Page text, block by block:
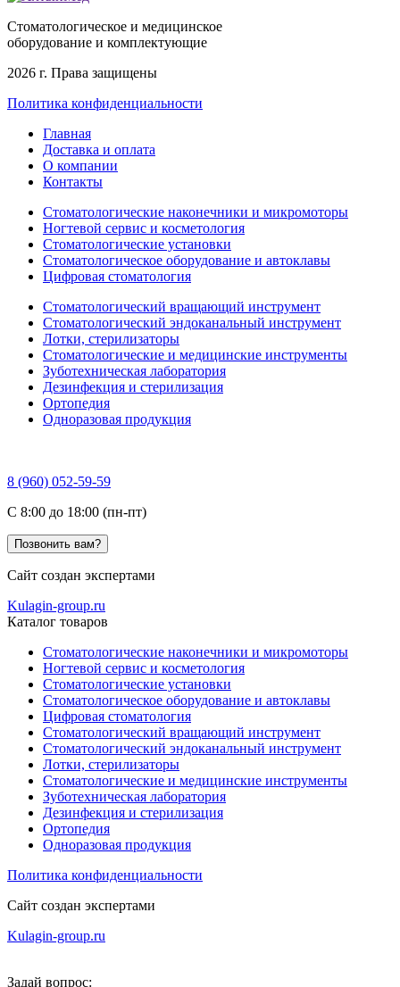
Стоматологическое и медицинское
оборудование и комплектующие
2026 г. Права защищены
Политика конфиденциальности
Главная
Доставка и оплата
О компании
Контакты
Стоматологические наконечники и микромоторы
Ногтевой сервис и косметология
Стоматологические установки
Стоматологическое оборудование и автоклавы
Цифровая стоматология
Стоматологический вращающий инструмент
Стоматологический эндоканальный инструмент
Лотки, стерилизаторы
Стоматологические и медицинские инструменты
Зуботехническая лаборатория
Дезинфекция и стерилизация
Ортопедия
Одноразовая продукция
8 (960) 052-59-59
C 8:00 до 18:00 (пн-пт)
Позвонить вам?
Сайт создан экспертами
Kulagin-group.ru
Каталог товаров
Стоматологические наконечники и микромоторы
Ногтевой сервис и косметология
Стоматологические установки
Стоматологическое оборудование и автоклавы
Цифровая стоматология
Стоматологический вращающий инструмент
Стоматологический эндоканальный инструмент
Лотки, стерилизаторы
Стоматологические и медицинские инструменты
Зуботехническая лаборатория
Дезинфекция и стерилизация
Ортопедия
Одноразовая продукция
Политика конфиденциальности
Сайт создан экспертами
Kulagin-group.ru
Задай вопрос: